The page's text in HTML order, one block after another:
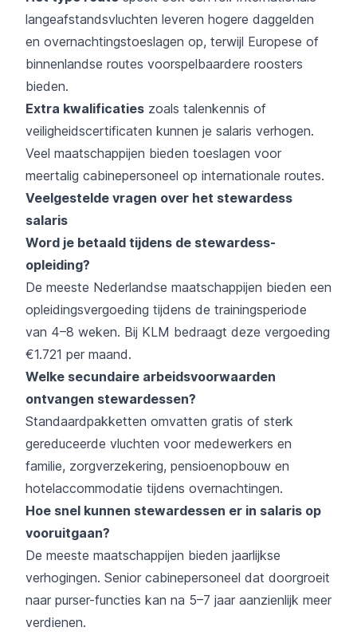
langeafstandsvluchten leveren hogere daggelden
en overnachtingstoeslagen op, terwijl Europese of
binnenlandse routes voorspelbaardere roosters
bieden.
Extra kwalificaties zoals talenkennis of
veiligheidscertificaten kunnen je salaris verhogen.
Veel maatschappijen bieden toeslagen voor
meertalig cabinepersoneel op internationale routes.
Veelgestelde vragen over het stewardess
salaris
Word je betaald tijdens de stewardess-
opleiding?
De meeste Nederlandse maatschappijen bieden een
opleidingsvergoeding tijdens de trainingsperiode
van 4–8 weken. Bij KLM bedraagt deze vergoeding
€1.721 per maand.
Welke secundaire arbeidsvoorwaarden
ontvangen stewardessen?
Standaardpakketten omvatten gratis of sterk
gereduceerde vluchten voor medewerkers en
familie, zorgverzekering, pensioenopbouw en
hotelaccommodatie tijdens overnachtingen.
Hoe snel kunnen stewardessen er in salaris op
vooruitgaan?
De meeste maatschappijen bieden jaarlijkse
verhogingen. Senior cabinepersoneel dat doorgroeit
naar purser-functies kan na 5–7 jaar aanzienlijk meer
verdienen.